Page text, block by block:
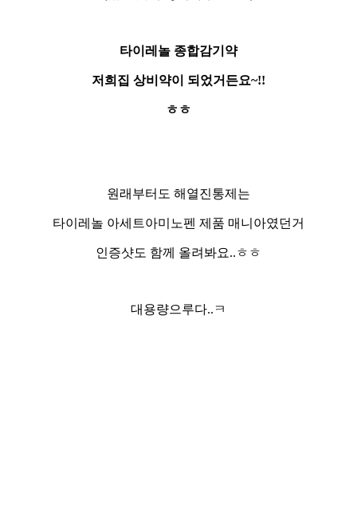
타이레놀 종합감기약
저희집 상비약이 되었거든요~!!
ㅎㅎ
원래부터도 해열진통제는
타이레놀 아세트아미노펜 제품 매니아였던거
인증샷도 함께 올려봐요..ㅎㅎ
대용량으루다..ㅋ